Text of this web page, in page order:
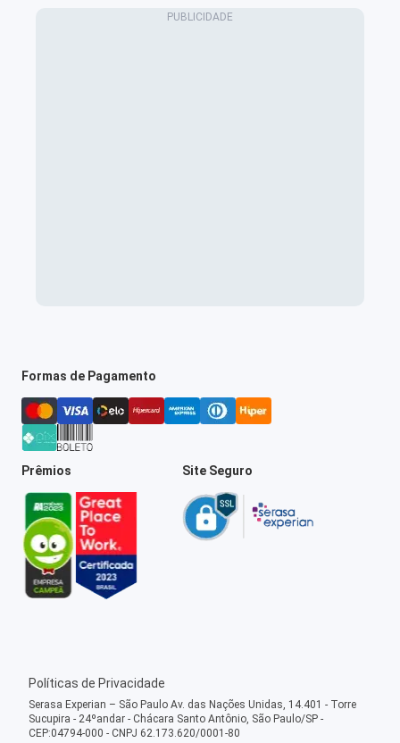
Formas de Pagamento
Prêmios Site Seguro
Políticas de Privacidade
Serasa Experian – São Paulo Av. das Nações Unidas, 14.401 - Torre
Sucupira - 24ºandar - Chácara Santo Antônio, São Paulo/SP -
CEP:04794-000 - CNPJ 62.173.620/0001-80